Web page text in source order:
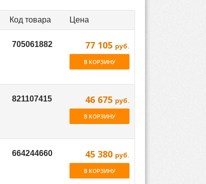
Код товара Цена
77 105 руб.
В КОРЗИНУ
46 675 руб.
В КОРЗИНУ
45 380 руб.
В КОРЗИНУ